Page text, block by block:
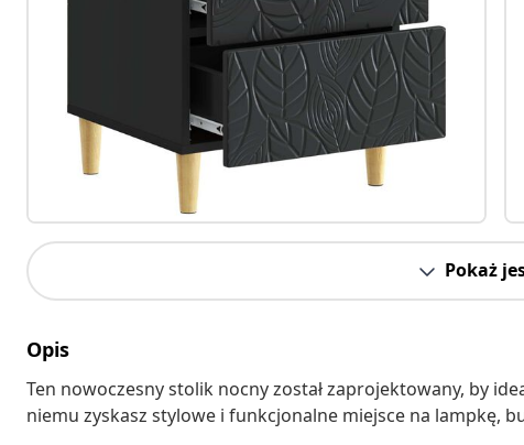
Pokaż
Opis
Ten nowoczesny stolik nocny został zaprojektowany, by
niemu zyskasz stylowe i funkcjonalne miejsce na lampkę,